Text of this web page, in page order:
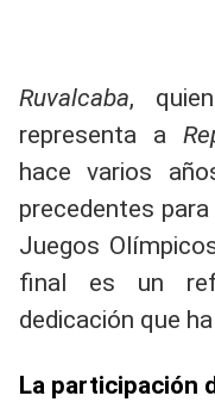
Ruvalcaba,
representa a
hace varios
precedentes
Juegos
final es un
dedicación que
La participación